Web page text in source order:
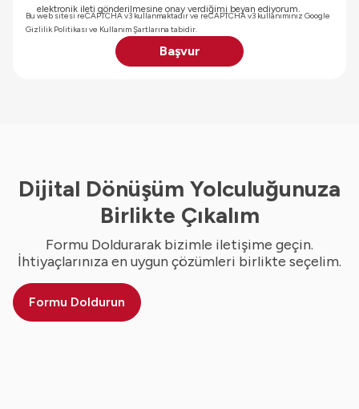
elektronik ileti gönderilmesine onay verdiğimi beyan ediyorum.
Bu web sitesi reCAPTCHA v3 kullanmaktadır ve reCAPTCHA v3 kullanımınız Google
Gizlilik Politikası ve Kullanım Şartlarına tabidir.
Başvur
Dijital Dönüşüm Yolculuğunuza
Birlikte Çıkalım
Formu Doldurarak bizimle iletişime geçin.
İhtiyaçlarınıza en uygun çözümleri birlikte seçelim.
Formu Doldurun